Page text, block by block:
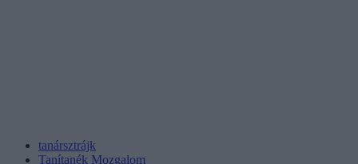
tanársztrájk
Tanítanék Mozgalom